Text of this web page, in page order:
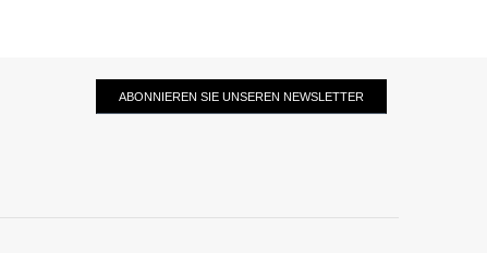
ABONNIEREN SIE UNSEREN NEWSLETTER